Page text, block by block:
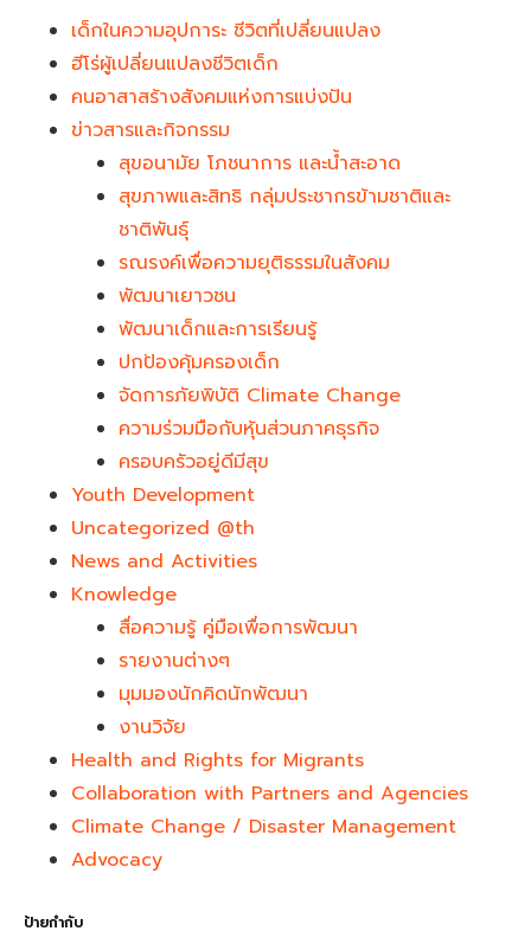
เด็กในความอุปการะ ชีวิตที่เปลี่ยนแปลง
ฮีโร่ผู้เปลี่ยนแปลงชีวิตเด็ก
คนอาสาสร้างสังคมแห่งการแบ่งปัน
ข่าวสารและกิจกรรม
สุขอนามัย โภชนาการ และน้ำสะอาด
สุขภาพและสิทธิ กลุ่มประชากรข้ามชาติและ
ชาติพันธุ์
รณรงค์เพื่อความยุติธรรมในสังคม
พัฒนาเยาวชน
พัฒนาเด็กและการเรียนรู้
ปกป้องคุ้มครองเด็ก
จัดการภัยพิบัติ Climate Change
ความร่วมมือกับหุ้นส่วนภาคธุรกิจ
ครอบครัวอยู่ดีมีสุข
Youth Development​
Uncategorized @th
News and Activities
Knowledge
สื่อความรู้ คู่มือเพื่อการพัฒนา
รายงานต่างๆ
มุมมองนักคิดนักพัฒนา
งานวิจัย
Health and Rights for Migrants
Collaboration with Partners and Agencies
Climate Change / Disaster Management
Advocacy
ป้ายกำกับ